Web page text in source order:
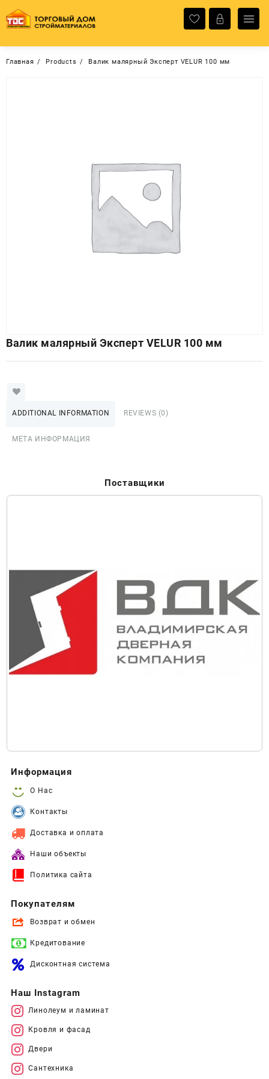
содержимому
Главная Products Валик малярный Эксперт VELUR 100 мм
Валик малярный Эксперт VELUR 100 мм
ADDITIONAL INFORMATION REVIEWS (0)
МЕТА ИНФОРМАЦИЯ
Поставщики
Информация
О Нас
Контакты
Доставка и оплата
Наши объекты
Политика сайта
Покупателям
Возврат и обмен
Кредитование
Дисконтная система
Наш Instagram
Линолеум и ламинат
Кровля и фасад
Двери
Сантехника